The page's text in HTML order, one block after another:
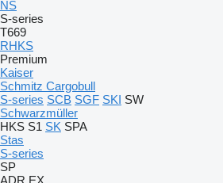
NS
S-series
T669
RHKS
Premium
Kaiser
Schmitz Cargobull
S-series SCB SGF SKI SW
Schwarzmüller
HKS S1 SK SPA
Stas
S-series
SP
ADR EX